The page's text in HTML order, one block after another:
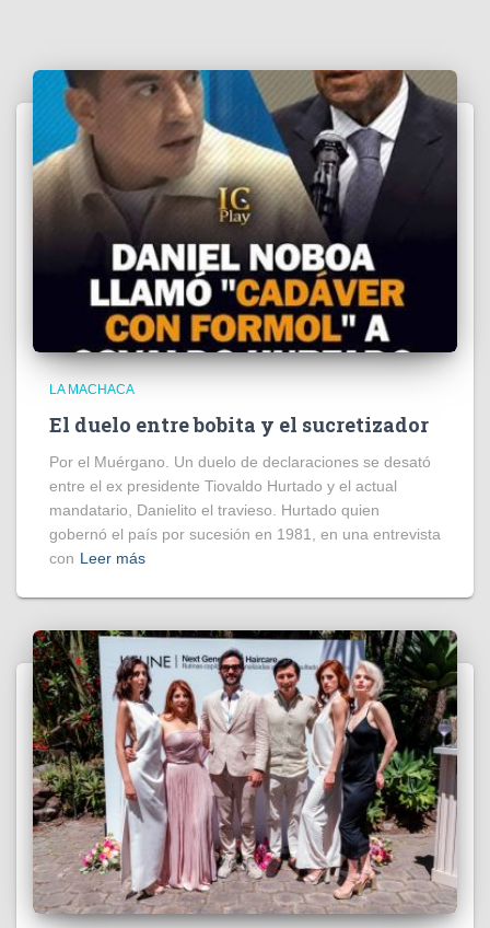
LA MACHACA
El duelo entre bobita y el sucretizador
Por el Muérgano. Un duelo de declaraciones se desató
entre el ex presidente Tiovaldo Hurtado y el actual
mandatario, Danielito el travieso. Hurtado quien
gobernó el país por sucesión en 1981, en una entrevista
con Leer más